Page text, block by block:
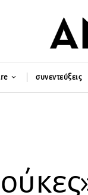
συνεντεύξεις